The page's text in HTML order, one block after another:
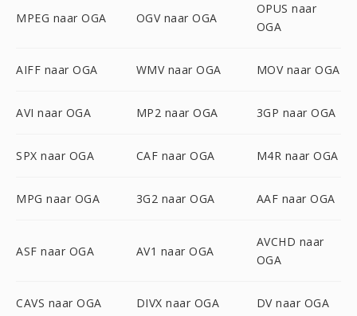
MPEG naar OGA OGV naar OGA
OPUS naar
OGA
AIFF naar OGA WMV naar OGA MOV naar OGA
AVI naar OGA MP2 naar OGA 3GP naar OGA
SPX naar OGA CAF naar OGA M4R naar OGA
MPG naar OGA 3G2 naar OGA AAF naar OGA
ASF naar OGA AV1 naar OGA
AVCHD naar
OGA
CAVS naar OGA DIVX naar OGA DV naar OGA